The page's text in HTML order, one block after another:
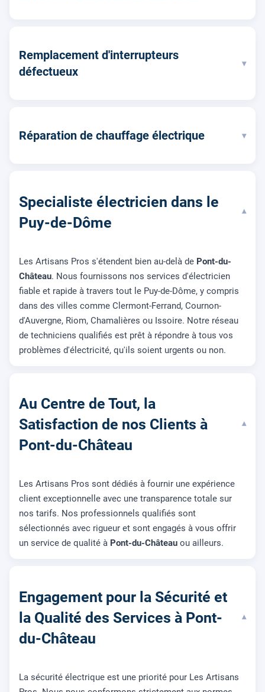
Remplacement d'interrupteurs
défectueux
▾
Réparation de chauffage électrique ▾
Specialiste électricien dans le
Puy-de-Dôme
▾
Les Artisans Pros s'étendent bien au-delà de Pont-du-
Château. Nous fournissons nos services d'électricien
fiable et rapide à travers tout le Puy-de-Dôme, y compris
dans des villes comme Clermont-Ferrand, Cournon-
d'Auvergne, Riom, Chamalières ou Issoire. Notre réseau
de techniciens qualifiés est prêt à répondre à tous vos
problèmes d'électricité, qu'ils soient urgents ou non.
Au Centre de Tout, la
Satisfaction de nos Clients à
Pont-du-Château
▾
Les Artisans Pros sont dédiés à fournir une expérience
client exceptionnelle avec une transparence totale sur
nos tarifs. Nos professionnels qualifiés sont
sélectionnés avec rigueur et sont engagés à vous offrir
un service de qualité à Pont-du-Château ou ailleurs.
Engagement pour la Sécurité et
la Qualité des Services à Pont-
du-Château
▾
La sécurité électrique est une priorité pour Les Artisans